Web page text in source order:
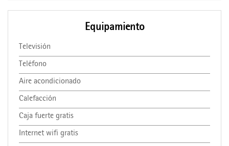
Equipamiento
Televisión
Teléfono
Aire acondicionado
Calefacción
Caja fuerte gratis
Internet wifi gratis